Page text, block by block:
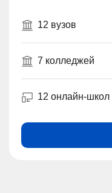
12 вузов
7 колледжей
12 онлайн-школ